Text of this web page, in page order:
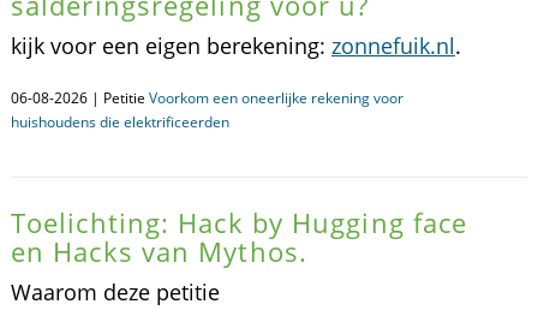
kijk voor een eigen berekening: zonnefuik.nl.
06-08-2026 | Petitie Voorkom een oneerlijke rekening voor
huishoudens die elektrificeerden
Toelichting: Hack by Hugging face
en Hacks van Mythos.
Waarom deze petitie